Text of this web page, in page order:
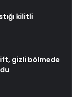
kilitli
gizli bölmede